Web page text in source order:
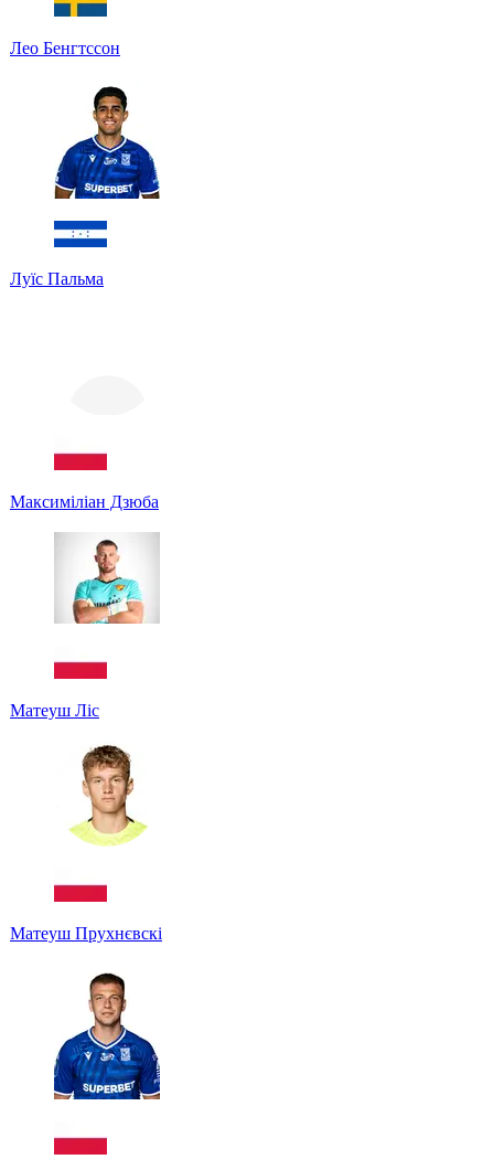
Лео Бенгтссон
Луїс Пальма
Максиміліан Дзюба
Матеуш Ліс
Матеуш Прухнєвскі